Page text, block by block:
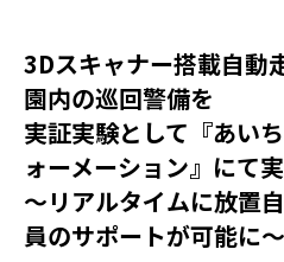
3Dスキャナー搭載自動
園内の巡回警備を
実証実験として『あい
ォーメーション』にて
～リアルタイムに放置
員のサポートが可能に～